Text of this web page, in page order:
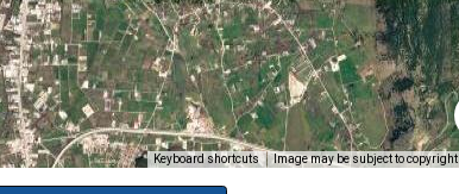
Keyboard shortcuts Image may be subject to copyright